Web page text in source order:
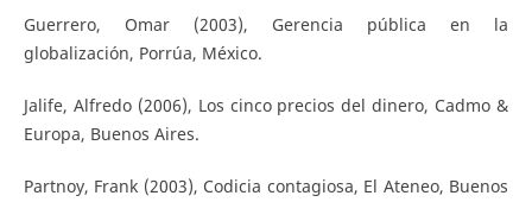
Guerrero, Omar (2003), Gerencia pública en la
globalización, Porrúa, México.
Jalife, Alfredo (2006), Los cinco precios del dinero, Cadmo &
Europa, Buenos Aires.
Partnoy, Frank (2003), Codicia contagiosa, El Ateneo, Buenos